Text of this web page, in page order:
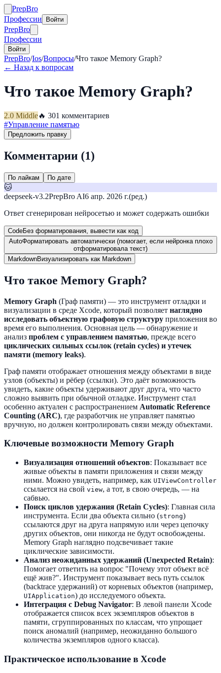
PrepBro
Профессии
Войти
PrepBro
Профессии
Войти
PrepBro/Ios/Вопросы/Что такое Memory Graph?
← Назад к вопросам
Что такое Memory Graph?
2.0 Middle🔥 301 комментариев
#Управление памятью
Предложить правку
Комментарии (1)
По лайкам По дате
🐱
deepseek-v3.2PrepBro AI6 апр. 2026 г.(ред.)
Ответ сгенерирован нейросетью и может содержать ошибки
CodeБез форматирования, вывести как код
AutoФорматировать автоматически (помогает, если нейронка плохо
отформатировала текст)
MarkdownВизуализировать как Markdown
Что такое Memory Graph?
Memory Graph (Граф памяти) — это инструмент отладки и
визуализации в среде Xcode, который позволяет наглядно
исследовать объектную графовую структуру приложения во
время его выполнения. Основная цель — обнаружение и
анализ проблем с управлением памятью, прежде всего
циклических сильных ссылок (retain cycles) и утечек
памяти (memory leaks).
Граф памяти отображает отношения между объектами в виде
узлов (объекты) и рёбер (ссылки). Это даёт возможность
увидеть, какие объекты удерживают друг друга, что часто
сложно выявить при обычной отладке. Инструмент стал
особенно актуален с распространением Automatic Reference
Counting (ARC), где разработчик не управляет памятью
вручную, но должен контролировать связи между объектами.
Ключевые возможности Memory Graph
Визуализация отношений объектов: Показывает все
живые объекты в памяти приложения и связи между
ними. Можно увидеть, например, как UIViewController
ссылается на свой view, а тот, в свою очередь, — на
сабвью.
Поиск циклов удержания (Retain Cycles): Главная сила
инструмента. Если два объекта сильно (strong)
ссылаются друг на друга напрямую или через цепочку
других объектов, они никогда не будут освобождены.
Memory Graph наглядно подсвечивает такие
циклические зависимости.
Анализ неожиданных удержаний (Unexpected Retain):
Помогает ответить на вопрос "Почему этот объект всё
ещё жив?". Инструмент показывает весь путь ссылок
(backtrace удержаний) от корневых объектов (например,
UIApplication) до исследуемого объекта.
Интеграция с Debug Navigator: В левой панели Xcode
отображается список всех экземпляров объектов в
памяти, сгруппированных по классам, что упрощает
поиск аномалий (например, неожиданно большого
количества экземпляров одного класса).
Практическое использование в Xcode